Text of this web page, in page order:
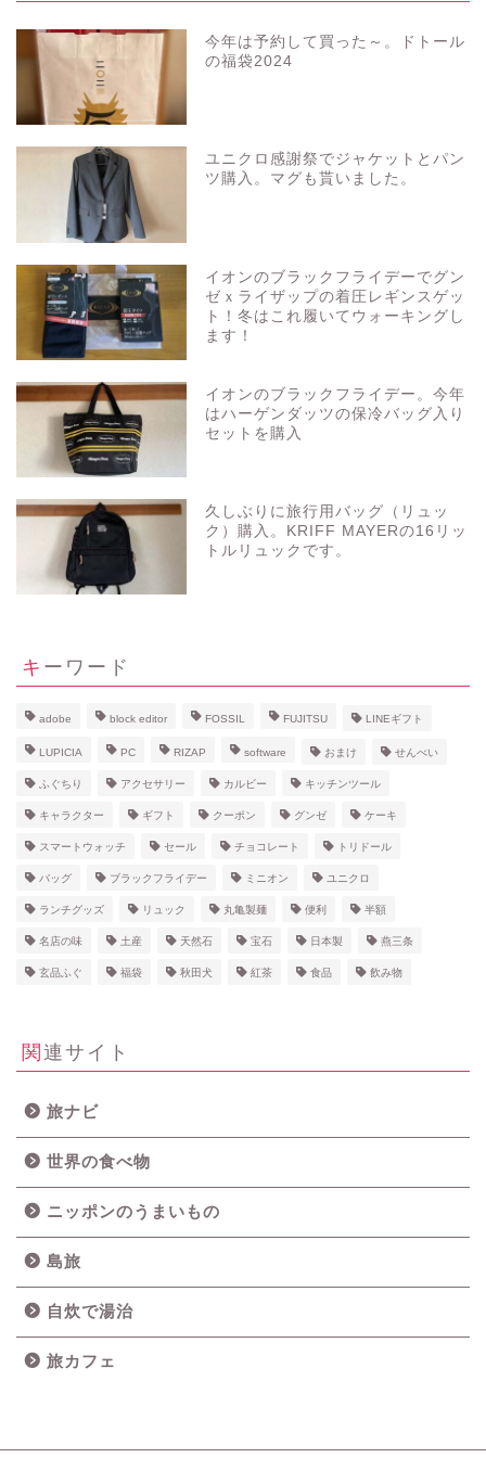
今年は予約して買った～。ドトール
の福袋2024
ユニクロ感謝祭でジャケットとパン
ツ購入。マグも貰いました。
イオンのブラックフライデーでグン
ゼｘライザップの着圧レギンスゲッ
ト！冬はこれ履いてウォーキングし
ます！
イオンのブラックフライデー。今年
はハーゲンダッツの保冷バッグ入り
セットを購入
久しぶりに旅行用バッグ（リュッ
ク）購入。KRIFF MAYERの16リッ
トルリュックです。
キーワード
adobe block editor FOSSIL FUJITSU LINEギフト
LUPICIA PC RIZAP software おまけ せんべい
ふぐちり アクセサリー カルビー キッチンツール
キャラクター ギフト クーポン グンゼ ケーキ
スマートウォッチ セール チョコレート トリドール
バッグ ブラックフライデー ミニオン ユニクロ
ランチグッズ リュック 丸亀製麺 便利 半額
名店の味 土産 天然石 宝石 日本製 燕三条
玄品ふぐ 福袋 秋田犬 紅茶 食品 飲み物
関連サイト
旅ナビ
世界の食べ物
ニッポンのうまいもの
島旅
自炊で湯治
旅カフェ